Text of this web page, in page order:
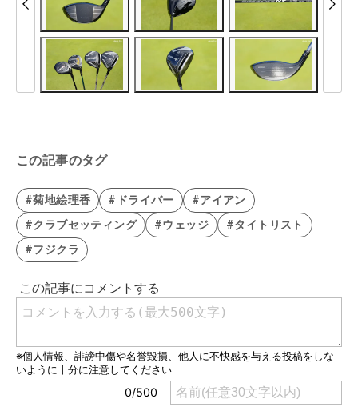
この記事のタグ
#菊地絵理香 #ドライバー
#アイアン
#クラブセッティング
#ウェッジ
#タイトリスト
#フジクラ